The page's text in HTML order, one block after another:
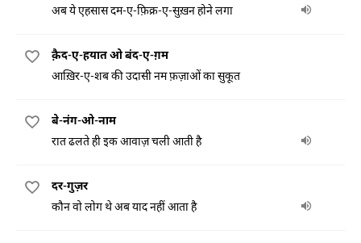
अब ये एहसास दम-ए-फ़िक्र-ए-सुख़न होने लगा
क़ैद-ए-हयात ओ बंद-ए-ग़म
आख़िर-ए-शब की उदासी नम फ़ज़ाओं का सुकूत
बे-नंग-ओ-नाम
रात ढलते ही इक आवाज़ चली आती है
दर-गुज़र
कौन वो लोग थे अब याद नहीं आता है